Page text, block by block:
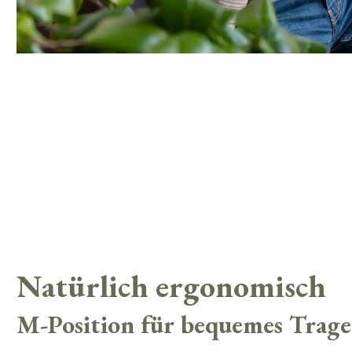
Natürlich ergonomisch
M-Position für bequemes